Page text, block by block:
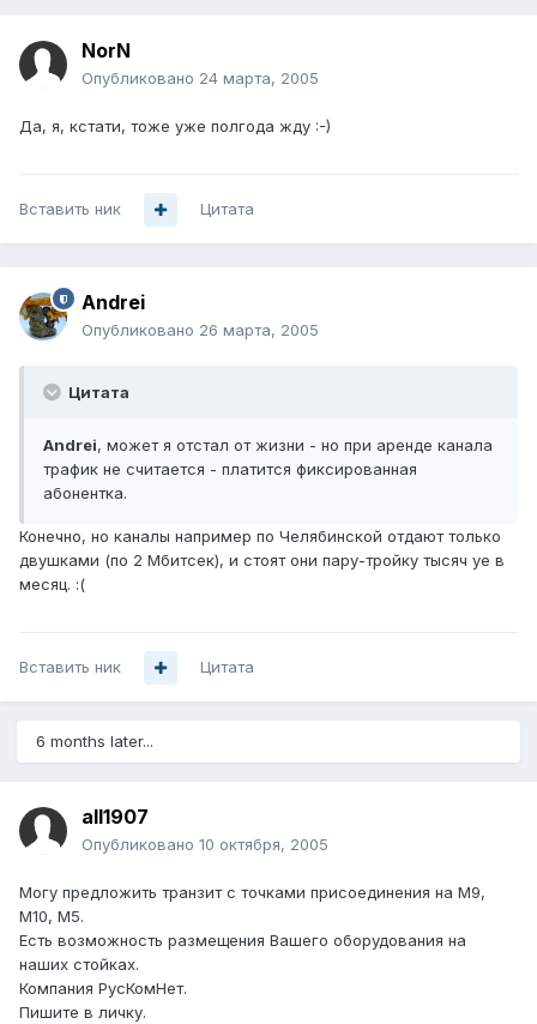
NorN
Опубликовано 24 марта, 2005
Да, я, кстати, тоже уже полгода жду :-)
Вставить ник Цитата
Andrei
Опубликовано 26 марта, 2005
Цитата
Andrei, может я отстал от жизни - но при аренде канала
трафик не считается - платится фиксированная
абонентка.
Конечно, но каналы например по Челябинской отдают только
двушками (по 2 Мбитсек), и стоят они пару-тройку тысяч уе в
месяц. :(
Вставить ник Цитата
6 months later...
all1907
Опубликовано 10 октября, 2005
Могу предложить транзит с точками присоединения на М9,
М10, М5.
Есть возможность размещения Вашего оборудования на
наших стойках.
Компания РусКомНет.
Пишите в личку.